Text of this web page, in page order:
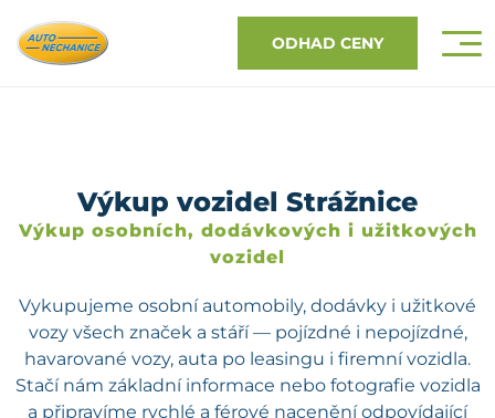
ODHAD CENY
Výkup vozidel Strážnice
Výkup osobních, dodávkových i užitkových
vozidel
Vykupujeme osobní automobily, dodávky i užitkové
vozy všech značek a stáří — pojízdné i nepojízdné,
havarované vozy, auta po leasingu i firemní vozidla.
Stačí nám základní informace nebo fotografie vozidla
a připravíme rychlé a férové nacenění odpovídající